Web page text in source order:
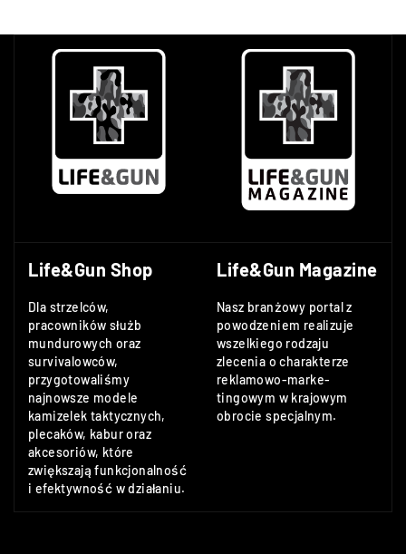
Life&Gun Shop
Dla strzelców,
pracowników służb
mundurowych oraz
survivalowców,
przygotowaliśmy
najnowsze modele
kamizelek taktycznych,
plecaków, kabur oraz
akcesoriów, które
zwiększają funkcjonalność
i efektywność w działaniu.
Life&Gun Magazine
Nasz branżowy portal z
powodzeniem realizuje
wszelkiego rodzaju
zlecenia o charakterze
reklamowo-marke-
tingowym w krajowym
obrocie specjalnym.